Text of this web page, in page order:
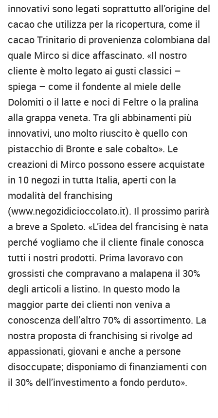
innovativi sono legati soprattutto all’origine del
cacao che utilizza per la ricopertura, come il
cacao Trinitario di provenienza colombiana dal
quale Mirco si dice affascinato. «Il nostro
cliente è molto legato ai gusti classici –
spiega – come il fondente al miele delle
Dolomiti o il latte e noci di Feltre o la pralina
alla grappa veneta. Tra gli abbinamenti più
innovativi, uno molto riuscito è quello con
pistacchio di Bronte e sale cobalto». Le
creazioni di Mirco possono essere acquistate
in 10 negozi in tutta Italia, aperti con la
modalità del franchising
(www.negozidicioccolato.it). Il prossimo parirà
a breve a Spoleto. «L’idea del francising è nata
perché vogliamo che il cliente finale conosca
tutti i nostri prodotti. Prima lavoravo con
grossisti che compravano a malapena il 30%
degli articoli a listino. In questo modo la
maggior parte dei clienti non veniva a
conoscenza dell’altro 70% di assortimento. La
nostra proposta di franchising si rivolge ad
appassionati, giovani e anche a persone
disoccupate; disponiamo di finanziamenti con
il 30% dell’investimento a fondo perduto».